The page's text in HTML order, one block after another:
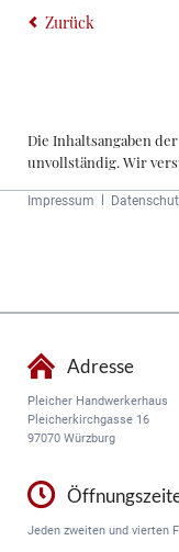
Zurück
Die Inhaltsangaben
unvollständig. Wir
Navigation
Impressum
Adresse
Pleicher Handwerkerhaus
Pleicherkirchgasse 16
97070 Würzburg
Jeden zweiten und vierten